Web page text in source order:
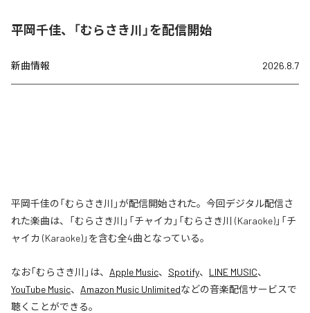
平岡千佳、「むらさき川」を配信開始
新曲情報 2026.8.7
平岡千佳の「むらさき川」が配信開始された。今回デジタル配信さ
れた楽曲は、「むらさき川」「チャイカ」「むらさき川 (Karaoke)」「チ
ャイカ (Karaoke)」を含む全4曲となっている。
なお「むらさき川 」は、 Apple Music、 Spotify、 LINE MUSIC、
YouTube Music、 Amazon Music Unlimitedなどの音楽配信サービスで
聴くことができる。